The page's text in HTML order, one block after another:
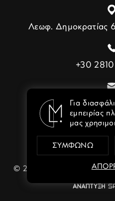
Για
εμπειρίας
μας
ΣΥΜΦΩΝΩ
Λεωφ. Δημοκρατίας
+30
© 2022 - 2026 LEBENMAT